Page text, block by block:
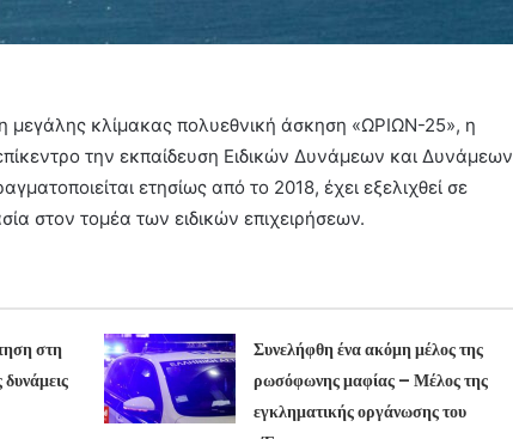
κλίμακας πολυεθνική άσκηση «ΩΡΙΩΝ-25», η
την εκπαίδευση Ειδικών Δυνάμεων και Δυνάμεων
ετησίως από το 2018, έχει εξελιχθεί σε
στον τομέα των ειδικών επιχειρήσεων.
στη
δυνάμεις
Συνελήφθη ένα ακόμη μέλος της
ρωσόφωνης μαφίας – Μέλος της
εγκληματικής οργάνωσης του